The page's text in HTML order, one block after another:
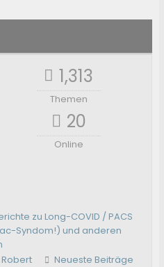
1,313
Themen
20
Online
zu Long-COVID / PACS
Syndom!) und anderen
Robert
Neueste Beiträge